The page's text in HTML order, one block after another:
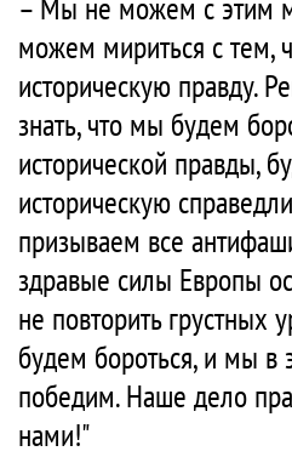
– Мы не можем с этим
можем мириться с тем,
историческую правду.
знать, что мы будем
исторической правды,
историческую
призываем все
здравые силы Европы
не повторить
будем бороться, и мы в
победим. Наше дело
нами!"